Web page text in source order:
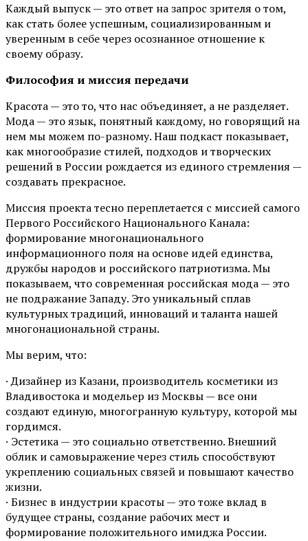
Каждый выпуск — это ответ на запрос зрителя о том,
как стать более успешным, социализированным и
уверенным в себе через осознанное отношение к
своему образу.
Философия и миссия передачи
Красота — это то, что нас объединяет, а не разделяет.
Мода — это язык, понятный каждому, но говорящий на
нем мы можем по-разному. Наш подкаст показывает,
как многообразие стилей, подходов и творческих
решений в России рождается из единого стремления —
создавать прекрасное.
Миссия проекта тесно переплетается с миссией самого
Первого Российского Национального Канала:
формирование многонационального
информационного поля на основе идей единства,
дружбы народов и российского патриотизма. Мы
показываем, что современная российская мода — это
не подражание Западу. Это уникальный сплав
культурных традиций, инноваций и таланта нашей
многонациональной страны.
Мы верим, что:
· Дизайнер из Казани, производитель косметики из
Владивостока и модельер из Москвы — все они
создают единую, многогранную культуру, которой мы
гордимся.
· Эстетика — это социально ответственно. Внешний
облик и самовыражение через стиль способствуют
укреплению социальных связей и повышают качество
жизни.
· Бизнес в индустрии красоты — это тоже вклад в
будущее страны, создание рабочих мест и
формирование положительного имиджа России.